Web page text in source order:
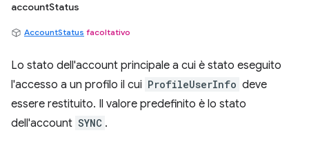
accountStatus
AccountStatus facoltativo
Lo stato dell'account principale a cui è stato eseguito
l'accesso a un profilo il cui ProfileUserInfo deve
essere restituito. Il valore predefinito è lo stato
dell'account SYNC .